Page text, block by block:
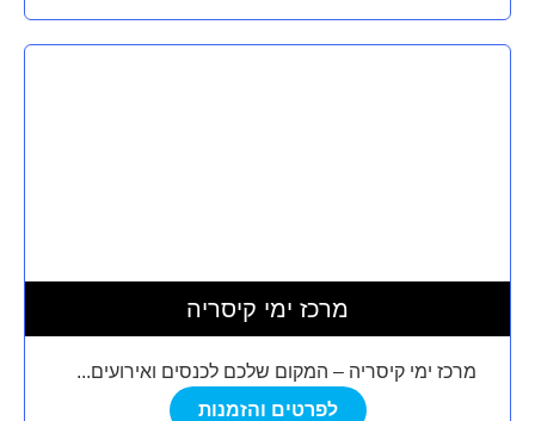
מרכז ימי קיסריה
מרכז ימי קיסריה – המקום שלכם לכנסים ואירועים...
לפרטים והזמנות